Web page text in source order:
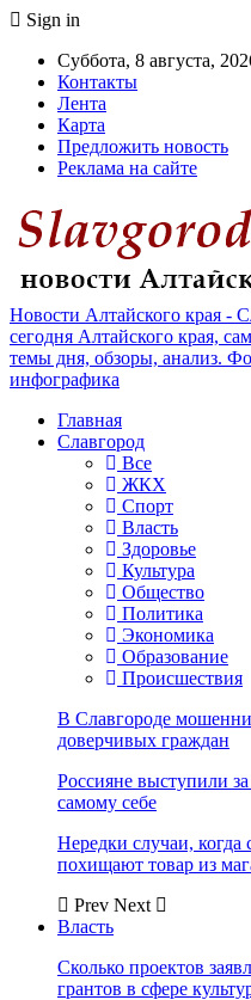
Sign in
Суббота, 8 августа,
Контакты
Лента
Карта
Предложить новость
Реклама на сайте
Новости Алтайского края -
сегодня Алтайского края,
темы дня, обзоры, анализ.
инфографика
Главная
Славгород
Все
ЖКХ
Спорт
Власть
Здоровье
Культура
Общество
Политика
Экономика
Образование
Происшествия
В Славгороде
доверчивых граждан
Россияне выступили
самому себе
Нередки случаи, когда
похищают товар из
Prev Next
Власть
Сколько проектов
грантов в сфере